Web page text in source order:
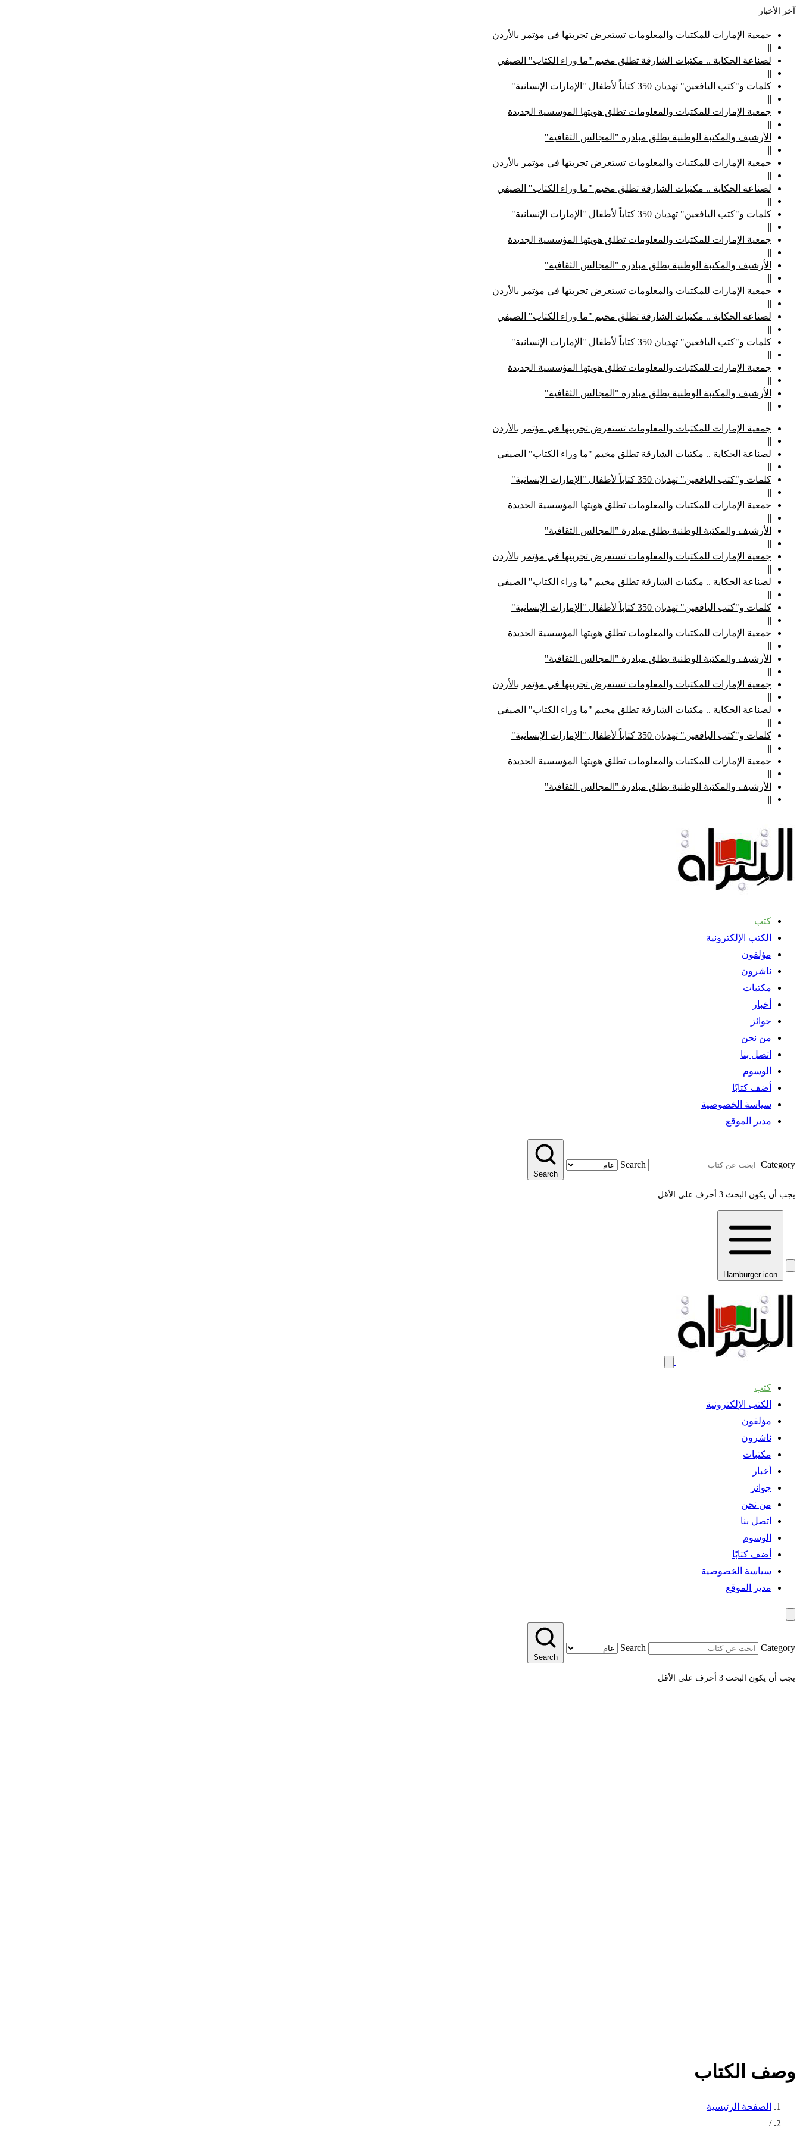
آخر الأخبار
جمعية الإمارات للمكتبات والمعلومات تستعرض تجربتها في مؤتمر بالأردن
||
لصناعة الحكاية .. مكتبات الشارقة تطلق مخيم "ما وراء الكتاب" الصيفي
||
كلمات و"كتب اليافعين" تهديان 350 كتاباً لأطفال "الإمارات الإنسانية"
||
جمعية الإمارات للمكتبات والمعلومات تطلق هويتها المؤسسية الجديدة
||
الأرشيف والمكتبة الوطنية يطلق مبادرة "المجالس الثقافية"
||
جمعية الإمارات للمكتبات والمعلومات تستعرض تجربتها في مؤتمر بالأردن
||
لصناعة الحكاية .. مكتبات الشارقة تطلق مخيم "ما وراء الكتاب" الصيفي
||
كلمات و"كتب اليافعين" تهديان 350 كتاباً لأطفال "الإمارات الإنسانية"
||
جمعية الإمارات للمكتبات والمعلومات تطلق هويتها المؤسسية الجديدة
||
الأرشيف والمكتبة الوطنية يطلق مبادرة "المجالس الثقافية"
||
جمعية الإمارات للمكتبات والمعلومات تستعرض تجربتها في مؤتمر بالأردن
||
لصناعة الحكاية .. مكتبات الشارقة تطلق مخيم "ما وراء الكتاب" الصيفي
||
كلمات و"كتب اليافعين" تهديان 350 كتاباً لأطفال "الإمارات الإنسانية"
||
جمعية الإمارات للمكتبات والمعلومات تطلق هويتها المؤسسية الجديدة
||
الأرشيف والمكتبة الوطنية يطلق مبادرة "المجالس الثقافية"
||
جمعية الإمارات للمكتبات والمعلومات تستعرض تجربتها في مؤتمر بالأردن
||
لصناعة الحكاية .. مكتبات الشارقة تطلق مخيم "ما وراء الكتاب" الصيفي
||
كلمات و"كتب اليافعين" تهديان 350 كتاباً لأطفال "الإمارات الإنسانية"
||
جمعية الإمارات للمكتبات والمعلومات تطلق هويتها المؤسسية الجديدة
||
الأرشيف والمكتبة الوطنية يطلق مبادرة "المجالس الثقافية"
||
جمعية الإمارات للمكتبات والمعلومات تستعرض تجربتها في مؤتمر بالأردن
||
لصناعة الحكاية .. مكتبات الشارقة تطلق مخيم "ما وراء الكتاب" الصيفي
||
كلمات و"كتب اليافعين" تهديان 350 كتاباً لأطفال "الإمارات الإنسانية"
||
جمعية الإمارات للمكتبات والمعلومات تطلق هويتها المؤسسية الجديدة
||
الأرشيف والمكتبة الوطنية يطلق مبادرة "المجالس الثقافية"
||
جمعية الإمارات للمكتبات والمعلومات تستعرض تجربتها في مؤتمر بالأردن
||
لصناعة الحكاية .. مكتبات الشارقة تطلق مخيم "ما وراء الكتاب" الصيفي
||
كلمات و"كتب اليافعين" تهديان 350 كتاباً لأطفال "الإمارات الإنسانية"
||
جمعية الإمارات للمكتبات والمعلومات تطلق هويتها المؤسسية الجديدة
||
الأرشيف والمكتبة الوطنية يطلق مبادرة "المجالس الثقافية"
||
كتب
الكتب الإلكترونية
مؤلفون
ناشرون
مكتبات
أخبار
جوائز
من نحن
اتصل بنا
الوسوم
أضف كتابًا
سياسة الخصوصية
مدير الموقع
Search Category
Search
يجب أن يكون البحث 3 أحرف على الأقل
Hamburger icon
كتب
الكتب الإلكترونية
مؤلفون
ناشرون
مكتبات
أخبار
جوائز
من نحن
اتصل بنا
الوسوم
أضف كتابًا
سياسة الخصوصية
مدير الموقع
Search Category
Search
يجب أن يكون البحث 3 أحرف على الأقل
وصف الكتاب
الصفحة الرئيسية
/